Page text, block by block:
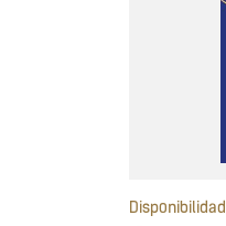
Disponibilidad